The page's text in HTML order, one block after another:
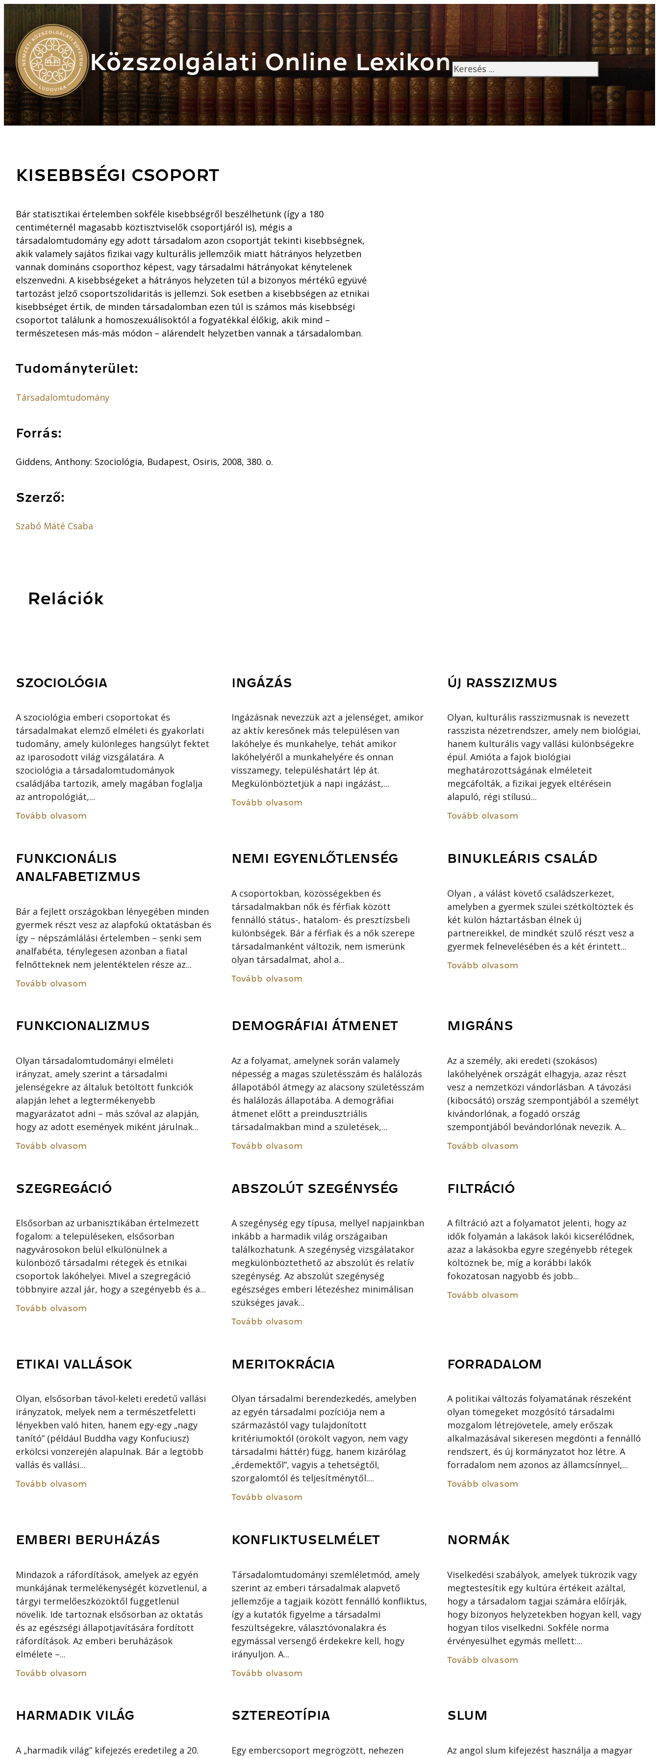
Közszolgálati Online Lexikon Keresés
KISEBBSÉGI CSOPORT
Bár statisztikai értelemben sokféle kisebbségről beszélhetünk (így a 180
centiméternél magasabb köztisztviselők csoportjáról is), mégis a
társadalomtudomány egy adott társadalom azon csoportját tekinti kisebbségnek,
akik valamely sajátos fizikai vagy kulturális jellemzőik miatt hátrányos helyzetben
vannak domináns csoporthoz képest, vagy társadalmi hátrányokat kénytelenek
elszenvedni. A kisebbségeket a hátrányos helyzeten túl a bizonyos mértékű együvé
tartozást jelző csoportszolidaritás is jellemzi. Sok esetben a kisebbségen az etnikai
kisebbséget értik, de minden társadalomban ezen túl is számos más kisebbségi
csoportot találunk a homoszexuálisoktól a fogyatékkal élőkig, akik mind –
természetesen más-más módon – alárendelt helyzetben vannak a társadalomban.
Tudományterület:
Társadalomtudomány
Forrás:
Giddens, Anthony: Szociológia, Budapest, Osiris, 2008, 380. o.
Szerző:
Szabó Máté Csaba
Relációk
SZOCIOLÓGIA
A szociológia emberi csoportokat és
társadalmakat elemző elméleti és gyakorlati
tudomány, amely különleges hangsúlyt fektet
az iparosodott világ vizsgálatára. A
szociológia a társadalomtudományok
családjába tartozik, amely magában foglalja
az antropológiát,...
Tovább olvasom
INGÁZÁS
Ingázásnak nevezzük azt a jelenséget, amikor
az aktív keresőnek más településen van
lakóhelye és munkahelye, tehát amikor
lakóhelyéről a munkahelyére és onnan
visszamegy, településhatárt lép át.
Megkülönböztetjük a napi ingázást,...
Tovább olvasom
ÚJ RASSZIZMUS
Olyan, kulturális rasszizmusnak is nevezett
rasszista nézetrendszer, amely nem biológiai,
hanem kulturális vagy vallási különbségekre
épül. Amióta a fajok biológiai
meghatározottságának elméleteit
megcáfolták, a fizikai jegyek eltérésein
alapuló, régi stílusú...
Tovább olvasom
FUNKCIONÁLIS
ANALFABETIZMUS
Bár a fejlett országokban lényegében minden
gyermek részt vesz az alapfokú oktatásban és
így – népszámlálási értelemben – senki sem
analfabéta, ténylegesen azonban a fiatal
felnőtteknek nem jelentéktelen része az...
Tovább olvasom
NEMI EGYENLŐTLENSÉG
A csoportokban, közösségekben és
társadalmakban nők és férfiak között
fennálló státus-, hatalom- és presztízsbeli
különbségek. Bár a férfiak és a nők szerepe
társadalmanként változik, nem ismerünk
olyan társadalmat, ahol a...
Tovább olvasom
BINUKLEÁRIS CSALÁD
Olyan , a válást követő családszerkezet,
amelyben a gyermek szülei szétköltöztek és
két külön háztartásban élnek új
partnereikkel, de mindkét szülő részt vesz a
gyermek felnevelésében és a két érintett...
Tovább olvasom
FUNKCIONALIZMUS
Olyan társadalomtudományi elméleti
irányzat, amely szerint a társadalmi
jelenségekre az általuk betöltött funkciók
alapján lehet a legtermékenyebb
magyarázatot adni – más szóval az alapján,
hogy az adott események miként járulnak...
Tovább olvasom
DEMOGRÁFIAI ÁTMENET
Az a folyamat, amelynek során valamely
népesség a magas születésszám és halálozás
állapotából átmegy az alacsony születésszám
és halálozás állapotába. A demográfiai
átmenet előtt a preindusztriális
társadalmakban mind a születések,...
Tovább olvasom
MIGRÁNS
Az a személy, aki eredeti (szokásos)
lakóhelyének országát elhagyja, azaz részt
vesz a nemzetközi vándorlásban. A távozási
(kibocsátó) ország szempontjából a személyt
kivándorlónak, a fogadó ország
szempontjából bevándorlónak nevezik. A...
Tovább olvasom
SZEGREGÁCIÓ
Elsősorban az urbanisztikában értelmezett
fogalom: a településeken, elsősorban
nagyvárosokon belül elkülönülnek a
különböző társadalmi rétegek és etnikai
csoportok lakóhelyei. Mivel a szegregáció
többnyire azzal jár, hogy a szegényebb és a...
Tovább olvasom
ABSZOLÚT SZEGÉNYSÉG
A szegénység egy típusa, mellyel napjainkban
inkább a harmadik világ országaiban
találkozhatunk. A szegénység vizsgálatakor
megkülönböztethető az abszolút és relatív
szegénység. Az abszolút szegénység
egészséges emberi létezéshez minimálisan
szükséges javak...
Tovább olvasom
FILTRÁCIÓ
A filtráció azt a folyamatot jelenti, hogy az
idők folyamán a lakások lakói kicserélődnek,
azaz a lakásokba egyre szegényebb rétegek
költöznek be, míg a korábbi lakók
fokozatosan nagyobb és jobb...
Tovább olvasom
ETIKAI VALLÁSOK
Olyan, elsősorban távol-keleti eredetű vallási
irányzatok, melyek nem a természetfeletti
lényekben való hiten, hanem egy-egy „nagy
tanító” (például Buddha vagy Konfuciusz)
erkölcsi vonzerején alapulnak. Bár a legtöbb
vallás és vallási...
Tovább olvasom
MERITOKRÁCIA
Olyan társadalmi berendezkedés, amelyben
az egyén társadalmi pozíciója nem a
származástól vagy tulajdonított
kritériumoktól (örökölt vagyon, nem vagy
társadalmi háttér) függ, hanem kizárólag
„érdemektől”, vagyis a tehetségtől,
szorgalomtól és teljesítménytől....
Tovább olvasom
FORRADALOM
A politikai változás folyamatának részeként
olyan tömegeket mozgósító társadalmi
mozgalom létrejövetele, amely erőszak
alkalmazásával sikeresen megdönti a fennálló
rendszert, és új kormányzatot hoz létre. A
forradalom nem azonos az államcsínnyel,...
Tovább olvasom
EMBERI BERUHÁZÁS
Mindazok a ráfordítások, amelyek az egyén
munkájának termelékenységét közvetlenül, a
tárgyi termelőeszközöktől függetlenül
növelik. Ide tartoznak elsősorban az oktatás
és az egészségi állapotjavítására fordított
ráfordítások. Az emberi beruházások
elmélete –...
Tovább olvasom
KONFLIKTUSELMÉLET
Társadalomtudományi szemléletmód, amely
szerint az emberi társadalmak alapvető
jellemzője a tagjaik között fennálló konfliktus,
így a kutatók figyelme a társadalmi
feszültségekre, választóvonalakra és
egymással versengő érdekekre kell, hogy
irányuljon. A...
Tovább olvasom
NORMÁK
Viselkedési szabályok, amelyek tükrözik vagy
megtestesítik egy kultúra értékeit azáltal,
hogy a társadalom tagjai számára előírják,
hogy bizonyos helyzetekben hogyan kell, vagy
hogyan tilos viselkedni. Sokféle norma
érvényesülhet egymás mellett:...
Tovább olvasom
HARMADIK VILÁG
A „harmadik világ” kifejezés eredetileg a 20.
SZTEREOTÍPIA
Egy embercsoport megrögzött, nehezen
SLUM
Az angol slum kifejezést használja a magyar